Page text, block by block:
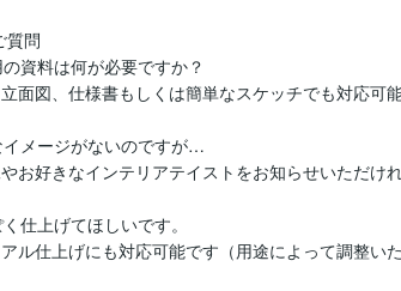
質問
資料は何が必要ですか？
面図、仕様書もしくは簡単なスケッチでも対応可能
メージがないのですが…
お好きなインテリアテイストをお知らせいただけ
仕上げてほしいです。
ル仕上げにも対応可能です（用途によって調整いた